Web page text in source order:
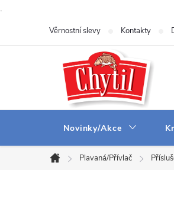
.
Věrnostní slevy Kontakty
Novinky/Akce
Domů
Plavaná/Přívlač